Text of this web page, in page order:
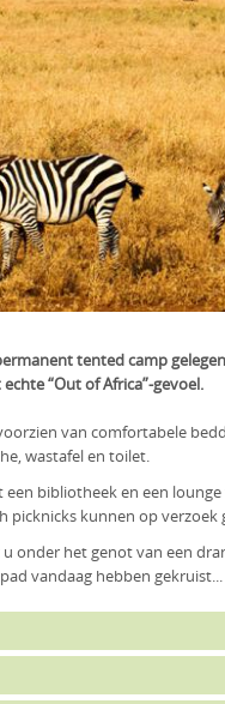
tented camp
“Out of Africa”-gevoel.
van comfortabele
wastafel en toilet.
bibliotheek en een
kunnen op verzoek
u onder het genot van een
vandaag hebben gekruist...